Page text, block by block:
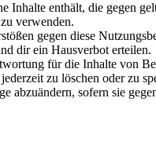
Inhalte enthält, die gegen
verwenden.
gegen diese
dir ein Hausverbot erteilen.
für die Inhalte von
zu löschen oder zu
abzuändern, sofern sie